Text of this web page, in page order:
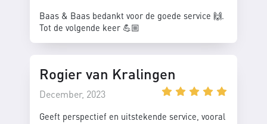
Baas & Baas bedankt voor de goede service 🙌.
Tot de volgende keer 💪🏼
Rogier van Kralingen
December, 2023
Geeft perspectief en uitstekende service, vooral